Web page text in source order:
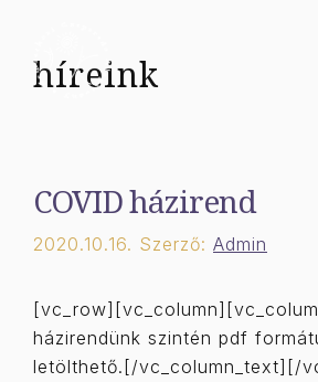
tartalomba
híreink
COVID házirend
2020.10.16. Szerző: Admin
házirendünk szintén pdf
letölthető.[/vc_column_text][/